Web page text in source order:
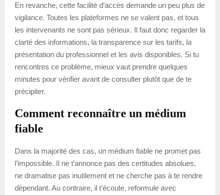
En revanche, cette facilité d’accès demande un peu plus de
vigilance. Toutes les plateformes ne se valent pas, et tous
les intervenants ne sont pas sérieux. Il faut donc regarder la
clarté des informations, la transparence sur les tarifs, la
présentation du professionnel et les avis disponibles. Si tu
rencontres ce problème, mieux vaut prendre quelques
minutes pour vérifier avant de consulter plutôt que de te
précipiter.
Comment reconnaître un médium
fiable
Dans la majorité des cas, un médium fiable ne promet pas
l’impossible. Il ne t’annonce pas des certitudes absolues,
ne dramatise pas inutilement et ne cherche pas à te rendre
dépendant. Au contraire, il t’écoute, reformule avec